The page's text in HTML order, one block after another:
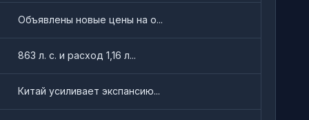
Объявлены новые цены на о...
863 л. с. и расход 1,16 л...
Китай усиливает экспансию...